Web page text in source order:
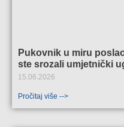
Pukovnik u miru
ste srozali umjetnički
15.06.2026
Pročitaj više -->